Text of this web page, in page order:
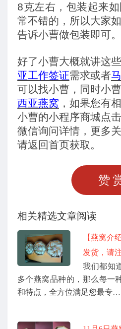
8克左右，包装起来
常不错的，所以大家
告诉小曹做包装即可。
好了小曹大概就讲这
亚工作签证需求或者
可以找小曹，同时小
西亚燕窝 ，如果您有
小曹的小程序商城点
微信询问详情，更多
请返回首页获取。
赞
相关精选文章阅读
【燕窝介
发货，请
我们都知
多个燕窝品种的，那么每一
和特点，全方位满足您最专…